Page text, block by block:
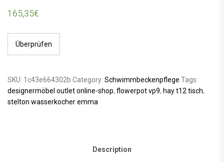
165,35€
Überprüfen
SKU: 1c43e664302b Category: Schwimmbeckenpflege Tags:
designermöbel outlet online-shop, flowerpot vp9, hay t12 tisch,
stelton wasserkocher emma
Description